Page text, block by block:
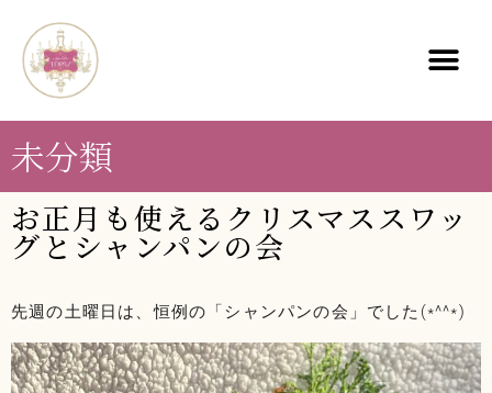
未分類
お正月も使えるクリスマススワッ
グとシャンパンの会
先週の土曜日は、恒例の「シャンパンの会」でした(*^^*)